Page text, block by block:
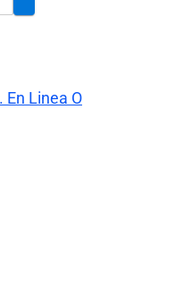
Linea O